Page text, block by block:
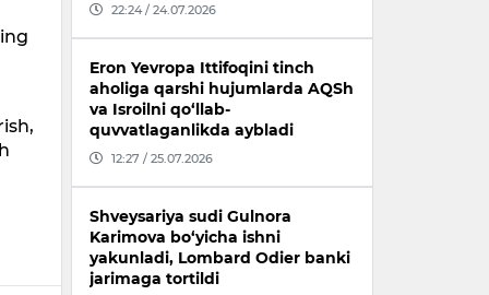
22:24 / 24.07.2026
Eron Yevropa Ittifoqini tinch
aholiga qarshi hujumlarda AQSh
va Isroilni qo‘llab-
quvvatlaganlikda aybladi
12:27 / 25.07.2026
Shveysariya sudi Gulnora
Karimova bo‘yicha ishni
yakunladi, Lombard Odier banki
jarimaga tortildi